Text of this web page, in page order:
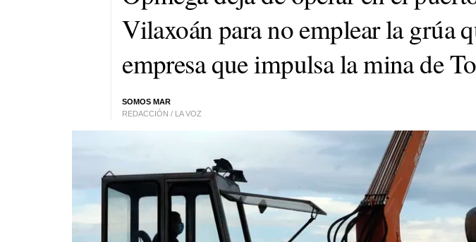
Vilaxoán para no emplear la grúa
empresa que impulsa la mina de
SOMOS MAR
REDACCIÓN / LA VOZ